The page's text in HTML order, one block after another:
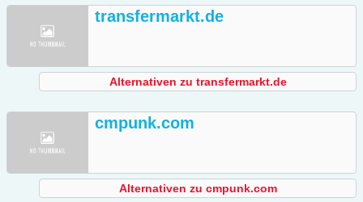
transfermarkt.de
Alternativen zu transfermarkt.de
cmpunk.com
Alternativen zu cmpunk.com